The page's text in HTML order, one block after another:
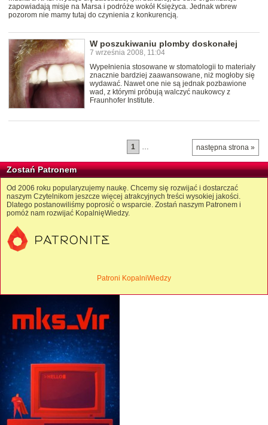
zapowiadają misje na Marsa i podróże wokół Księżyca. Jednak wbrew
pozorom nie mamy tutaj do czynienia z konkurencją.
W poszukiwaniu plomby doskonałej
7 września 2008, 11:04
Wypełnienia stosowane w stomatologii to materiały
znacznie bardziej zaawansowane, niż mogłoby się
wydawać. Nawet one nie są jednak pozbawione
wad, z którymi próbują walczyć naukowcy z
Fraunhofer Institute.
następna strona »
1
Zostań Patronem
Od 2006 roku popularyzujemy naukę. Chcemy się rozwijać i dostarczać
naszym Czytelnikom jeszcze więcej atrakcyjnych treści wysokiej jakości.
Dlatego postanowiliśmy poprosić o wsparcie. Zostań naszym Patronem i
pomóż nam rozwijać KopalnięWiedzy.
Patroni KopalniWiedzy